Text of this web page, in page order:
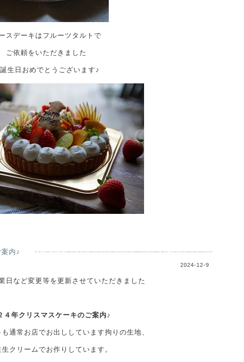
スデーキはフルーツタルトで
ご依頼をいただきました
生日おめでとうございます♪
内♪
2024-12-9
日など変更等を更新させていただきました
４年クリスマスケーキのご案内♪
通常お店でお出ししています拘りの生地、
クリームでお作りしています。